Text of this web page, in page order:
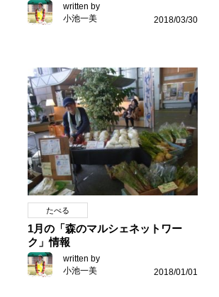
written by
小池一美
2018/03/30
たべる
1月の「森のマルシェネットワー
ク」情報
written by
小池一美
2018/01/01